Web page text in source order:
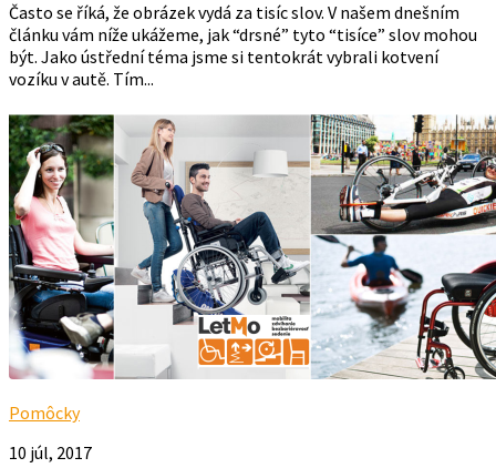
Často se říká, že obrázek vydá za tisíc slov. V našem dnešním
článku vám níže ukážeme, jak “drsné” tyto “tisíce” slov mohou
být. Jako ústřední téma jsme si tentokrát vybrali kotvení
vozíku v autě. Tím...
Pomôcky
10 júl, 2017